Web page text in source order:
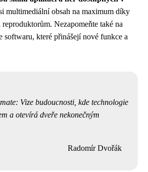
multimediální obsah na maximum díky
Nezapomeňte také na
softwaru, které přinášejí nové funkce a
Vize budoucnosti, kde technologie
a otevírá dveře nekonečným
Radomír Dvořák